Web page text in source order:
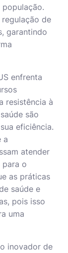
regulação de
garantindo
enfrenta
resistência à
são
eficiência.
a
atender
para o
as práticas
saúde e
pois isso
uma
inovador de